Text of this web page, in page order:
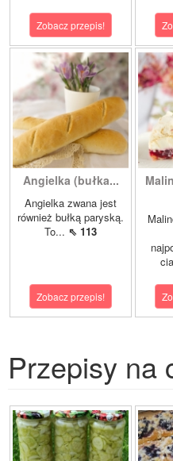
Zobacz przepis!
Angielka (bułka...
Angielka zwana jest
również bułką paryską.
To... ⇖ 113
Zobacz przepis!
Przepisy na